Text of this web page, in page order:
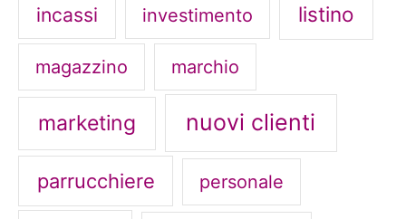
incassi investimento listino
magazzino marchio
marketing nuovi clienti
parrucchiere personale